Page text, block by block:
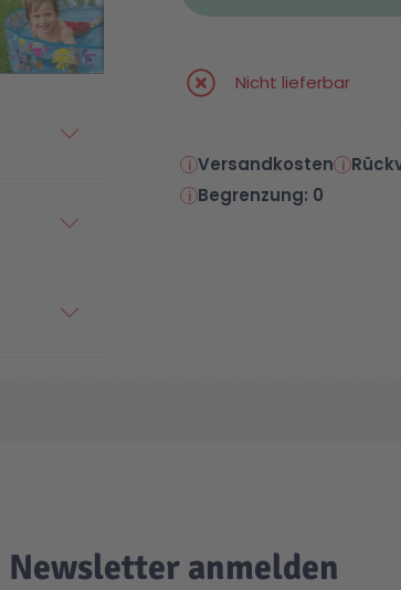
Nicht lieferbar
Versandkosten
Begrenzung: 0
anmelden